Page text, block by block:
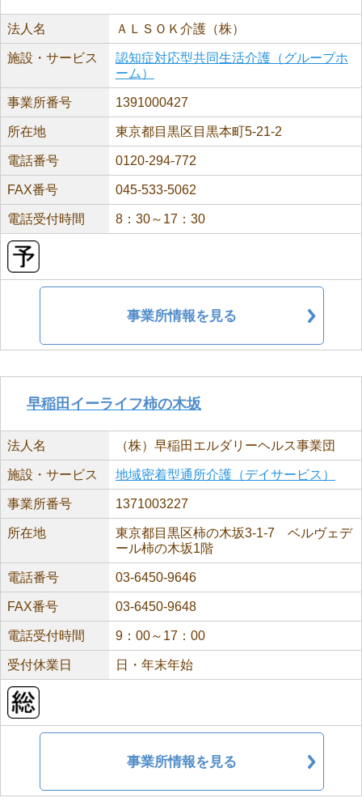
法人名 ＡＬＳＯＫ介護（株）
施設・サービス
認知症対応型共同生活介護（グループホ
ーム）
事業所番号 1391000427
所在地 東京都目黒区目黒本町5-21-2
電話番号 0120-294-772
FAX番号 045-533-5062
電話受付時間 8：30～17：30
事業所情報を見る
早稲田イーライフ柿の木坂
法人名 （株）早稲田エルダリーヘルス事業団
施設・サービス 地域密着型通所介護（デイサービス）
事業所番号 1371003227
所在地
東京都目黒区柿の木坂3-1-7 ベルヴェデ
ール柿の木坂1階
電話番号 03-6450-9646
FAX番号 03-6450-9648
電話受付時間 9：00～17：00
受付休業日 日・年末年始
事業所情報を見る